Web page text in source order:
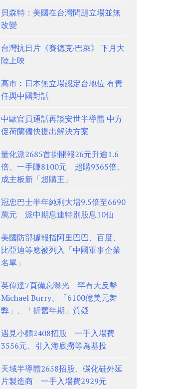
貝森特：美國在台灣問題立場並無
改變
台灣抗日片《賽德克·巴萊》 下月大
陸上映
高市︰日本無立場認定台地位 有責
任與中國對話
中歐官員通話再談安世半導體 中方
促荷蘭儘快提出解決方案
量化派2685首掛開報26元升逾1.6
倍、一手賺8100元 超購9365倍、
成主板新「超購王」
冠忠巴士半年純利大增9.5倍至6690
萬元 派中期息連特別股息10仙
美國防部據報指阿里巴巴、百度、
比亞迪等應被列入「中國軍事企業
名單」
英偉達7頁備忘曝光 罕有大反擊
Michael Burry、「6100億美元舞
弊」、「折舊年期」質疑
遇見小麵2408招股 一手入場費
3556元、引入海底撈等為基投
天域半導體2658招股、碳化硅外延
片製造商 一手入場費2929元